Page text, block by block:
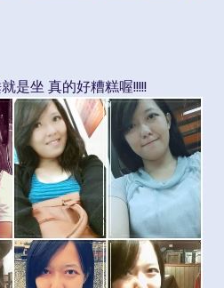
是坐 真的好糟糕喔!!!!!